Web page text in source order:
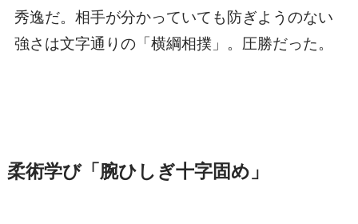
秀逸だ。相手が分かっていても防ぎようのない
強さは文字通りの「横綱相撲」。圧勝だった。
柔術学び「腕ひしぎ十字固め」